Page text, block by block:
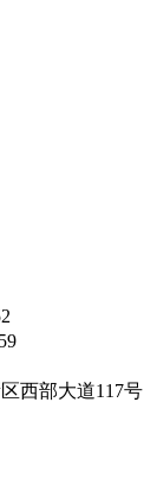
西部大道117号